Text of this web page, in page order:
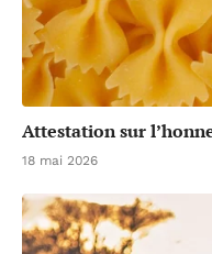
Attestation sur
18 mai 2026